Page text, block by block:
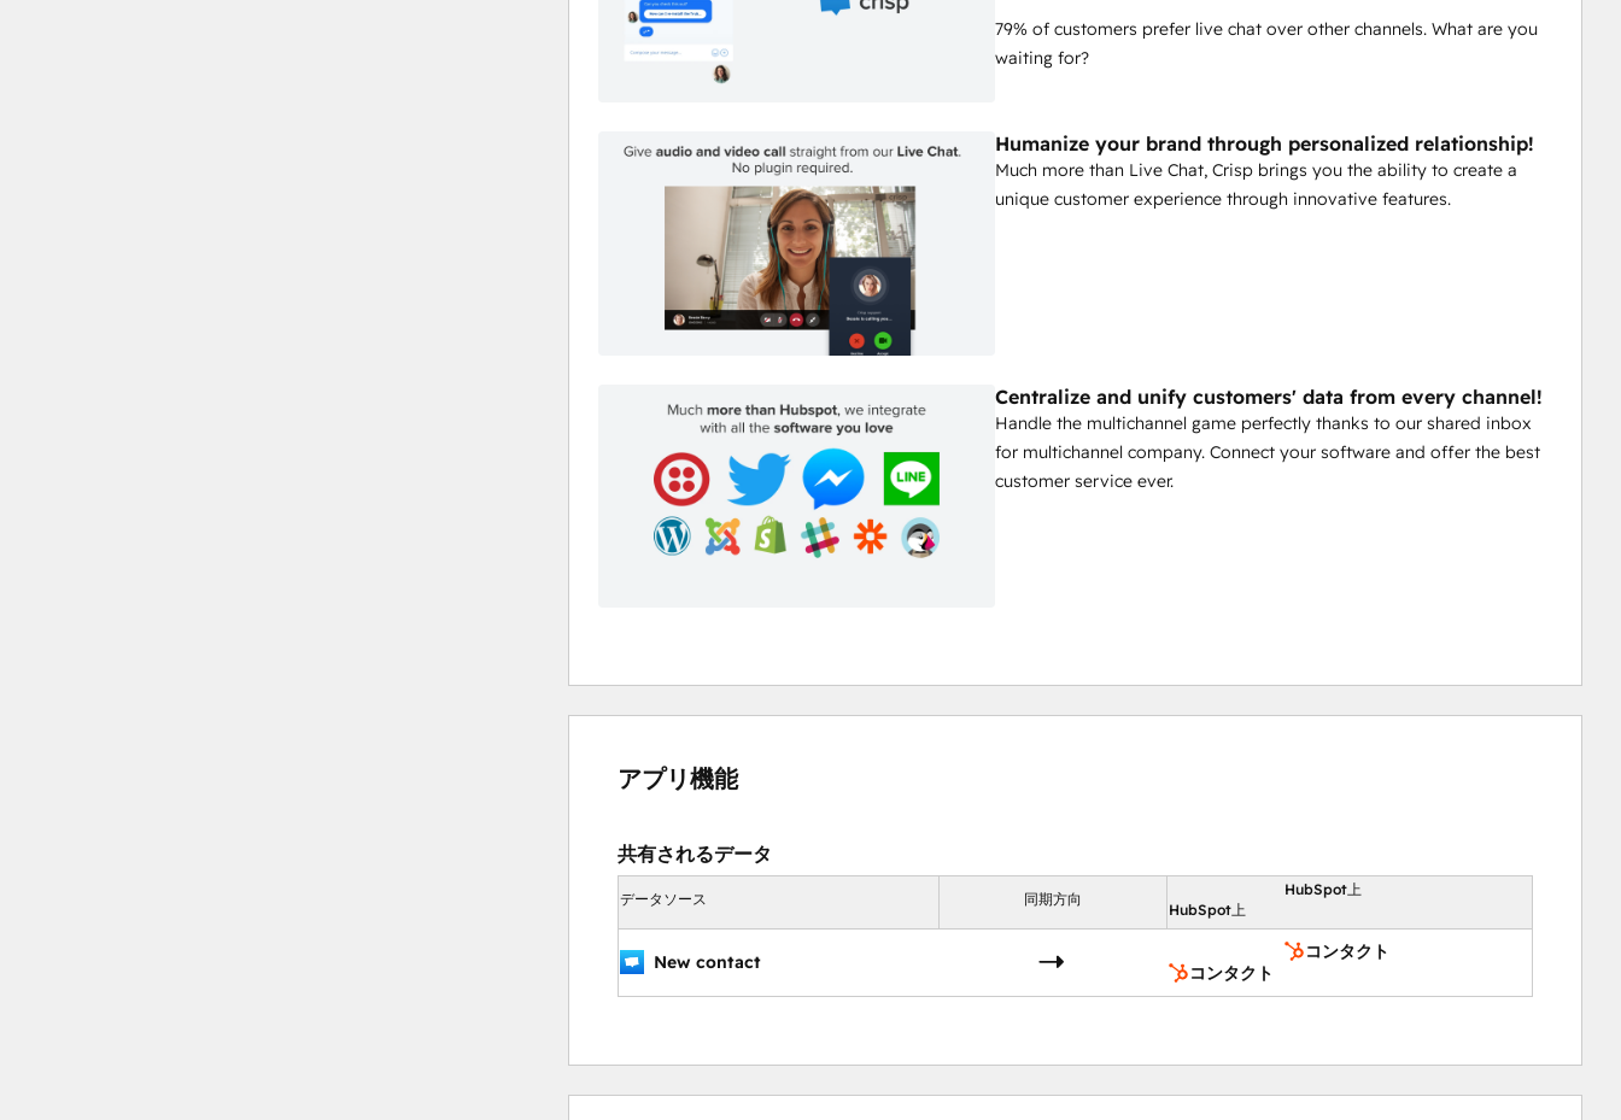
79% of customers prefer live chat over other channels. What are you
waiting for?
Humanize your brand through personalized relationship!
Much more than Live Chat, Crisp brings you the ability to create a
unique customer experience through innovative features.
Centralize and unify customers' data from every channel!
Handle the multichannel game perfectly thanks to our shared inbox
for multichannel company. Connect your software and offer the best
customer service ever.
アプリ機能
共有されるデータ
データソース 同期方向
HubSpot上
HubSpot上
New contact
コンタクト
コンタクト